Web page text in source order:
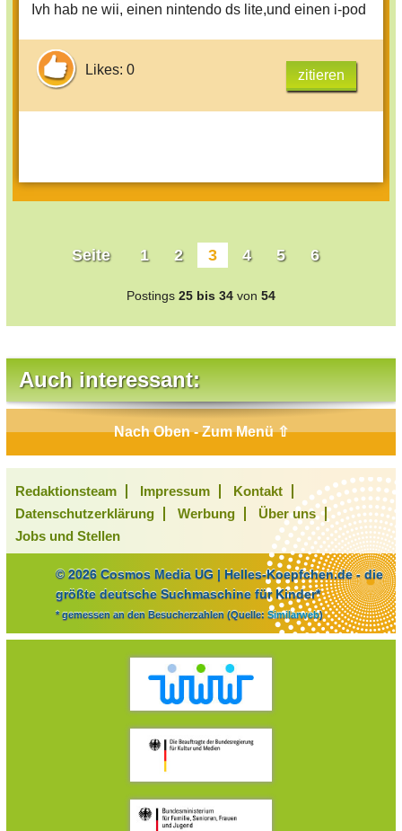
Ivh hab ne wii, einen nintendo ds lite,und einen i-pod
Likes: 0 zitieren
Seite 1 2 3 4 5 6
Postings 25 bis 34 von 54
Auch interessant:
Nach Oben - Zum Menü ⇧
Redaktionsteam Impressum
Kontakt
Datenschutzerklärung
Werbung
Über uns
Jobs und Stellen
© 2026 Cosmos Media UG | Helles-Koepfchen.de - die
größte deutsche Suchmaschine für Kinder*
* gemessen an den Besucherzahlen (Quelle: Similarweb)